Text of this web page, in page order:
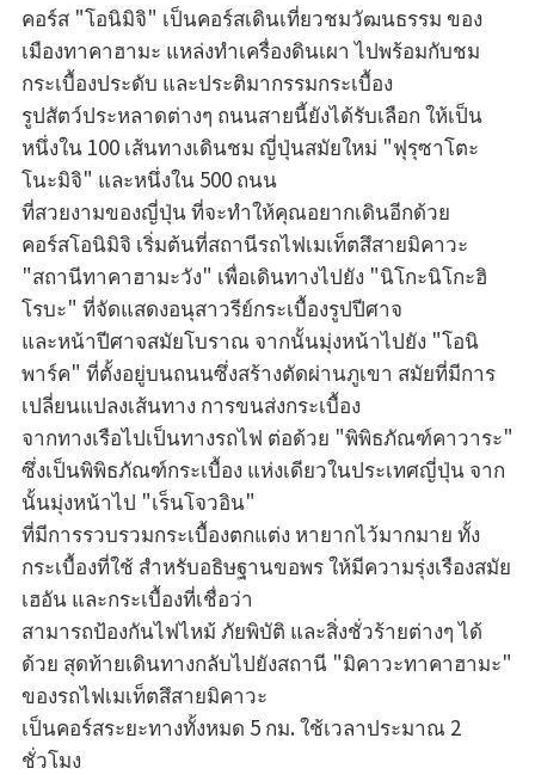
คอร์ส "โอนิมิจิ" เป็นคอร์สเดินเที่ยวชมวัฒนธรรม ของ
เมืองทาคาฮามะ แหล่งทำเครื่องดินเผา ไปพร้อมกับชม
กระเบื้องประดับ และประติมากรรมกระเบื้อง
รูปสัตว์ประหลาดต่างๆ ถนนสายนี้ยังได้รับเลือก ให้เป็น
หนึ่งใน 100 เส้นทางเดินชม ญี่ปุ่นสมัยใหม่ "ฟุรุซาโตะ
โนะมิจิ" และหนึ่งใน 500 ถนน
ที่สวยงามของญี่ปุ่น ที่จะทำให้คุณอยากเดินอีกด้วย
คอร์สโอนิมิจิ เริ่มต้นที่สถานีรถไฟเมเท็ตสึสายมิคาวะ
"สถานีทาคาฮามะวัง" เพื่อเดินทางไปยัง "นิโกะนิโกะฮิ
โรบะ" ที่จัดแสดงอนุสาวรีย์กระเบื้องรูปปีศาจ
และหน้าปีศาจสมัยโบราณ จากนั้นมุ่งหน้าไปยัง "โอนิ
พาร์ค" ที่ตั้งอยู่บนถนนซึ่งสร้างตัดผ่านภูเขา สมัยที่มีการ
เปลี่ยนแปลงเส้นทาง การขนส่งกระเบื้อง
จากทางเรือไปเป็นทางรถไฟ ต่อด้วย "พิพิธภัณฑ์คาวาระ"
ซึ่งเป็นพิพิธภัณฑ์กระเบื้อง แห่งเดียวในประเทศญี่ปุ่น จาก
นั้นมุ่งหน้าไป "เร็นโจวอิน"
ที่มีการรวบรวมกระเบื้องตกแต่ง หายากไว้มากมาย ทั้ง
กระเบื้องที่ใช้ สำหรับอธิษฐานขอพร ให้มีความรุ่งเรืองสมัย
เฮอัน และกระเบื้องที่เชื่อว่า
สามารถป้องกันไฟไหม้ ภัยพิบัติ และสิ่งชั่วร้ายต่างๆ ได้
ด้วย สุดท้ายเดินทางกลับไปยังสถานี "มิคาวะทาคาฮามะ"
ของรถไฟเมเท็ตสึสายมิคาวะ
เป็นคอร์สระยะทางทั้งหมด 5 กม. ใช้เวลาประมาณ 2
ชั่วโมง